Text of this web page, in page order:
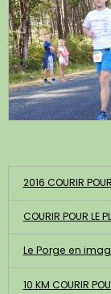
2016 COURIR
COURIR POUR LE
Le Porge en
10 KM COURIR